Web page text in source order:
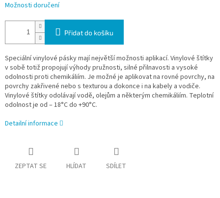
Možnosti doručení
Přidat do košíku
Speciální vinylové pásky mají největší možnosti aplikací. Vinylové štítky
v sobě totiž propojují výhody pružnosti, silné přilnavosti a vysoké
odolnosti proti chemikáliím. Je možné je aplikovat na rovné povrchy, na
povrchy zakřivené nebo s texturou a dokonce i na kabely a vodiče.
Vinylové štítky odolávají vodě, olejům a některým chemikáliím. Teplotní
odolnost je od – 18°C do +90°C.
Detailní informace
ZEPTAT SE HLÍDAT SDÍLET